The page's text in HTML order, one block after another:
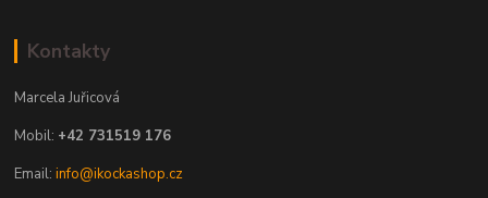
Kontakty
Marcela Juřicová
Mobil: +42 731519 176
Email:info@ikockashop.cz